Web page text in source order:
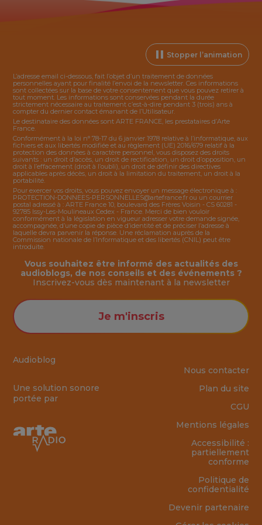
Stopper l’animation
L’adresse email ci-dessous, fait l’objet d’un traitement de données
personnelles ayant pour finalité l’envoi de la newsletter. Ces informations
sont collectées sur la base de votre consentement que vous pouvez retirer à
tout moment. Les informations sont conservées pendant la durée
strictement nécessaire au traitement c’est-à-dire pendant 3 (trois) ans à
compter du dernier contact émanant de l’Utilisateur.
Le destinataire des données sont ARTE FRANCE, les prestataires d’Arte
France.
Conformément à la loi n° 78-17 du 6 janvier 1978 relative à l’informatique, aux
fichiers et aux libertés modifiée et au règlement (UE) 2016/679 relatif à la
protection des données à caractère personnel, vous disposez des droits
suivants : un droit d’accès, un droit de rectification, un droit d’opposition, un
droit à l’effacement (droit à l’oubli), un droit de définir des directives
applicables après décès, un droit à la limitation du traitement, un droit à la
portabilité.
Pour exercer vos droits, vous pouvez envoyer un message électronique à :
PROTECTION-DONNEES-PERSONNELLES@artefrance.fr ou un courrier
postal adressé à : ARTE France 10, boulevard des Frères Voisin - CS 60281 -
92785 Issy-Les-Moulineaux Cedex - France. Merci de bien vouloir
conformément à la législation en vigueur adresser votre demande signée,
accompagnée, d’une copie de pièce d’identité et de préciser l’adresse à
laquelle devra parvenir la réponse. Une réclamation auprès de la
Commission nationale de l’Informatique et des libertés (CNIL) peut être
introduite.
Audioblog
Une solution sonore
portée par
Vous souhaitez être informé des actualités des
audioblogs, de nos conseils et des événements ?
Inscrivez-vous dès maintenant à la newsletter
Je m'inscris
Nous contacter
Plan du site
CGU
Mentions légales
Accessibilité :
partiellement
conforme
Politique de
confidentialité
Devenir partenaire